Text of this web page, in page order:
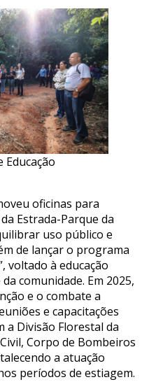
oficinas para
Estrada-Parque da
uso público e
de lançar o programa
voltado à educação
comunidade. Em 2025,
e o combate a
e capacitações
a Divisão Florestal da
Corpo de Bombeiros
a atuação
períodos de estiagem.